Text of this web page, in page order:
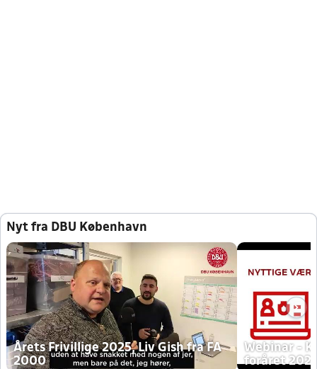
Nyt fra DBU København
Årets Frivillige 2025, Liv Gish fra FA
2000
Webinar -
foråret